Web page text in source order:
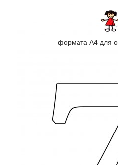
формата А4 для